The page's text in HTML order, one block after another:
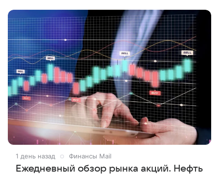
1 день назад Финансы Mail
Ежедневный обзор рынка акций. Нефть